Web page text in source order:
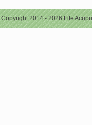
Copyright 2014 - 2026 Life